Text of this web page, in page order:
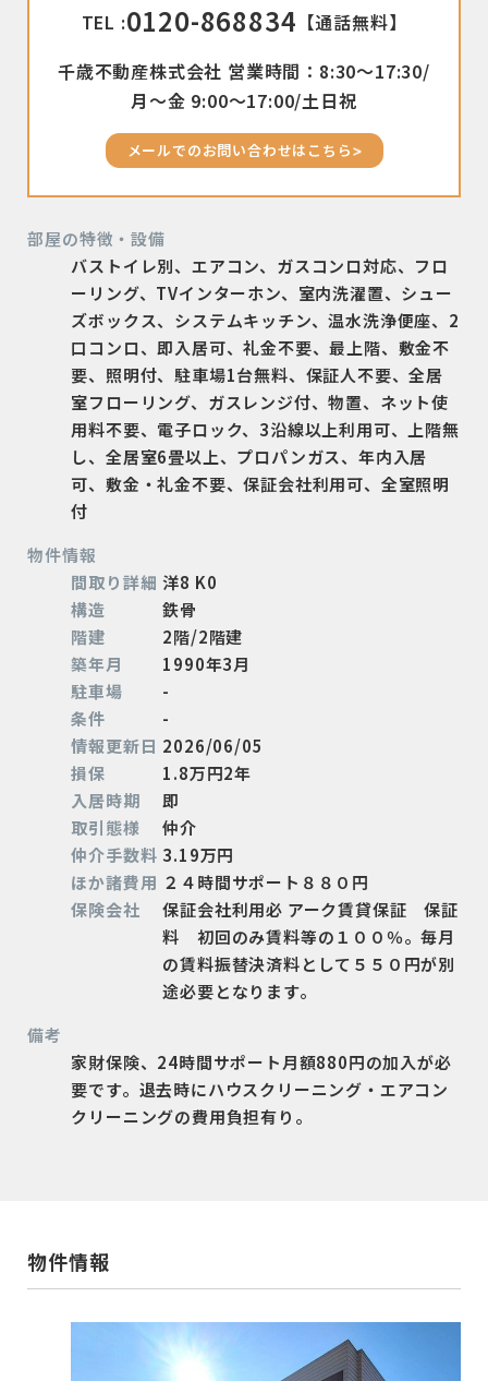
TEL :0120-868834 【通話無料】
千歳不動産株式会社 営業時間：8:30〜17:30/
月〜金 9:00〜17:00/土日祝
メールでのお問い合わせはこちら
部屋の特徴・設備
バストイレ別、エアコン、ガスコンロ対応、フロ
ーリング、TVインターホン、室内洗濯置、シュー
ズボックス、システムキッチン、温水洗浄便座、2
口コンロ、即入居可、礼金不要、最上階、敷金不
要、照明付、駐車場1台無料、保証人不要、全居
室フローリング、ガスレンジ付、物置、ネット使
用料不要、電子ロック、3沿線以上利用可、上階無
し、全居室6畳以上、プロパンガス、年内入居
可、敷金・礼金不要、保証会社利用可、全室照明
付
物件情報
間取り詳細 洋8 K0
構造
鉄骨
階建
2階/2階建
築年月
1990年3月
駐車場
-
条件
-
情報更新日 2026/06/05
損保
1.8万円2年
入居時期
即
取引態様
仲介
仲介手数料 3.19万円
ほか諸費用 ２４時間サポート８８０円
保険会社
保証会社利用必 アーク賃貸保証 保証
料 初回のみ賃料等の１００％。毎月
の賃料振替決済料として５５０円が別
途必要となります。
備考
家財保険、24時間サポート月額880円の加入が必
要です。退去時にハウスクリーニング・エアコン
クリーニングの費用負担有り。
物件情報